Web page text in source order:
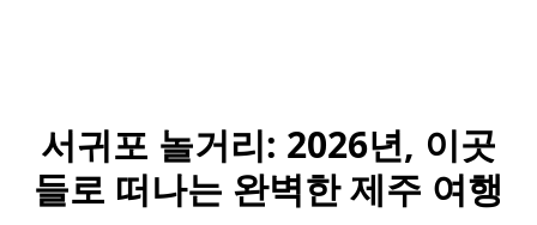
서귀포 놀거리: 2026년, 이곳
들로 떠나는 완벽한 제주 여행